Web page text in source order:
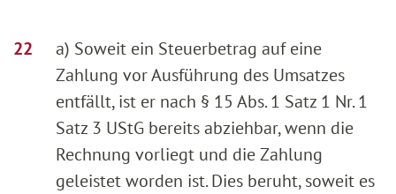
a) Soweit ein Steuerbetrag auf eine
Zahlung vor Ausführung des Umsatzes
entfällt, ist er nach § 15 Abs. 1 Satz 1 Nr. 1
Satz 3 UStG bereits abziehbar, wenn die
Rechnung vorliegt und die Zahlung
geleistet worden ist. Dies beruht, soweit es